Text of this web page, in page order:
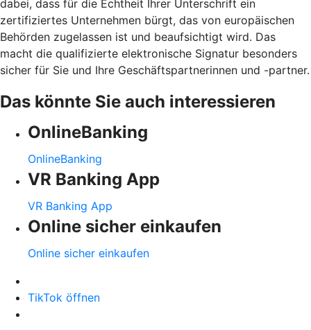
dabei, dass für die Echtheit Ihrer Unterschrift ein
zertifiziertes Unternehmen bürgt, das von europäischen
Behörden zugelassen ist und beaufsichtigt wird. Das
macht die qualifizierte elektronische Signatur besonders
sicher für Sie und Ihre Geschäftspartnerinnen und -partner.
Das könnte Sie auch interessieren
OnlineBanking
OnlineBanking
VR Banking App
VR Banking App
Online sicher einkaufen
Online sicher einkaufen
TikTok öffnen